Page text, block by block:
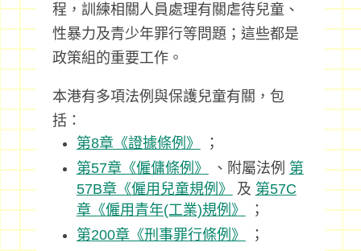
程，訓練相關人員處理有關虐待兒童、
性暴力及青少年罪行等問題；這些都是
政策組的重要工作。
本港有多項法例與保護兒童有關，包
括：
第8章《證據條例》
；
第57章《僱傭條例》
、附屬法例 第
57B章《僱用兒童規例》
及 第57C
章《僱用青年(工業)規例》
；
第200章《刑事罪行條例》
；